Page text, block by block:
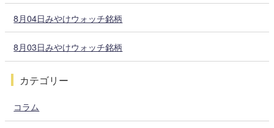
8月04日みやけウォッチ銘柄
8月03日みやけウォッチ銘柄
カテゴリー
コラム